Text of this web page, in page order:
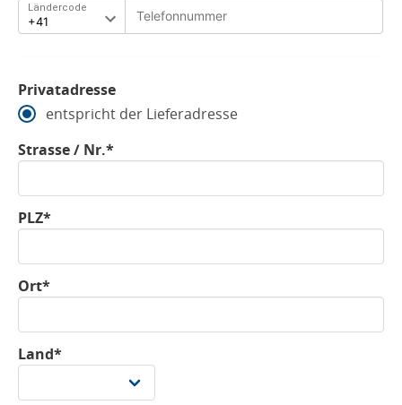
Ländercode
Privatadresse
entspricht der Lieferadresse
Strasse / Nr.*
PLZ*
Ort*
Land*